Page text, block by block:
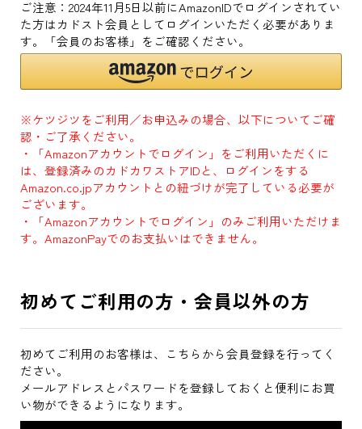
ご注意：2024年11月5日以前にAmazonIDでログインされてい
た方はカドスト会員としてログインいただく必要がありま
す。「会員のお客様」をご確認ください。
※ケツジツをご利用／お申込みの場合、以下についてご確
認・ご了承ください。
・「Amazonアカウントでログイン」をご利用いただくに
は、登録済みのカドカワストアIDと、ログインをする
Amazon.co.jpアカウントとの紐づけが完了している必要が
ございます。
・「Amazonアカウントでログイン」のみご利用いただけま
す。AmazonPayでのお支払いはできません。
初めてご利用の方・会員以外の方
初めてご利用のお客様は、こちらから会員登録を行ってく
ださい。
メールアドレスとパスワードを登録しておくと便利にお買
い物ができるようになります。